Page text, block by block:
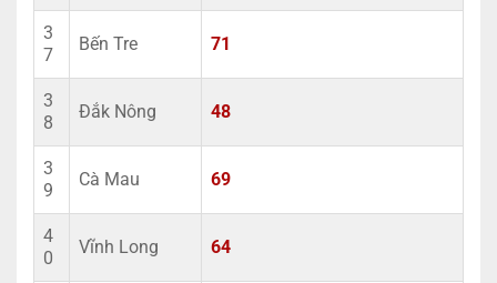
3
7
Bến Tre 71
3
8
Đắk Nông 48
3
9
Cà Mau 69
4
0
Vĩnh Long 64